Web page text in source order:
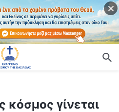
κόσμος γίνεται